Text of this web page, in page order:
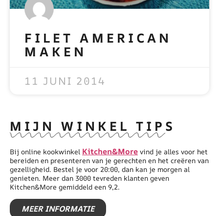
FILET AMERICAN
MAKEN
11 JUNI 2014
MIJN WINKEL TIPS
Bij online kookwinkel Kitchen&More vind je alles voor het
bereiden en presenteren van je gerechten en het creëren van
gezelligheid. Bestel je voor 20:00, dan kan je morgen al
genieten. Meer dan 3000 tevreden klanten geven
Kitchen&More gemiddeld een 9,2.
MEER INFORMATIE